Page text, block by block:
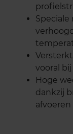
vooral
Hoge
dankzij
afvoeren